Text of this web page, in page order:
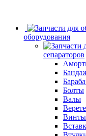
оборудования
сепараторов
Болты
Валы
Винты